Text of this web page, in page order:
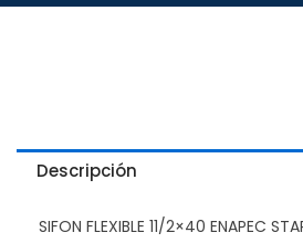
Descripción
SIFON FLEXIBLE 11/2×40 ENAPEC